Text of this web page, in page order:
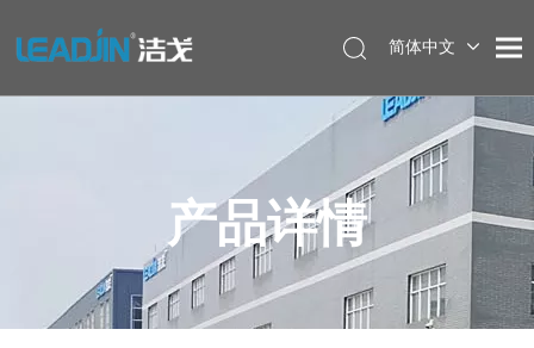
简体中文
产品详情